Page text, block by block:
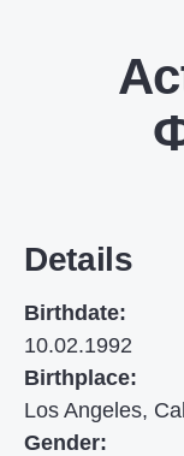
Details
Birthdate:
10.02.1992
Birthplace:
Los Angeles,
Gender: